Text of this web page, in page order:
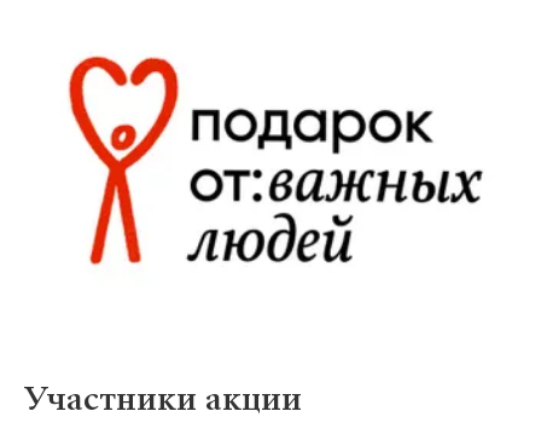
Участники акции